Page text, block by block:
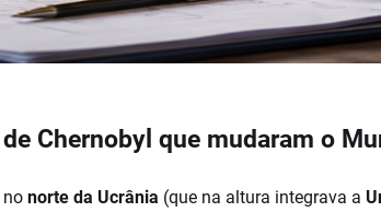
Chernobyl que mudaram o
nonorte da Ucrânia (que na altura integrava a